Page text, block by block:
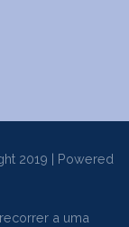
2019 | Powered
a uma